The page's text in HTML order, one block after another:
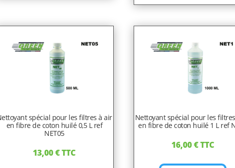
spécial pour les filtres à air
en fibre de coton huilé 0,5 L ref
NET05
13,00€ TTC
Nettoyant spécial pour les
en fibre de coton huilé 1 L ref
16,00€ TTC